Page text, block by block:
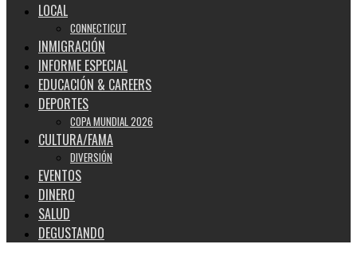
LOCAL
CONNECTICUT
INMIGRACIÓN
INFORME ESPECIAL
EDUCACIÓN & CAREERS
DEPORTES
COPA MUNDIAL 2026
CULTURA/FAMA
DIVERSIÓN
EVENTOS
DINERO
SALUD
DEGUSTANDO